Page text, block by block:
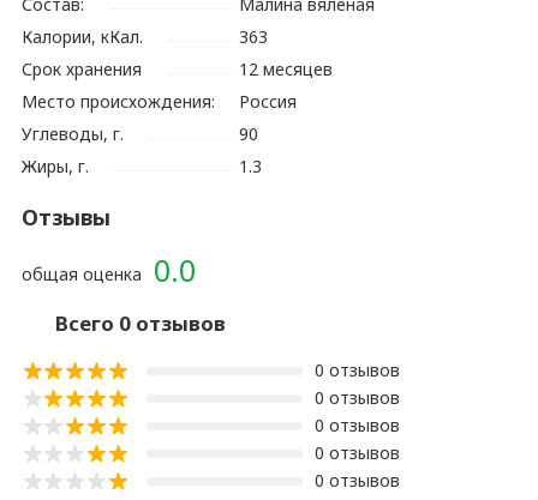
Калории, кКал.
363
Срок хранения
12 месяцев
Место происхождения:
Россия
Углеводы, г.
90
Жиры, г.
1.3
Отзывы
0.0
общая оценка
Всего 0 отзывов
0 отзывов
0 отзывов
0 отзывов
0 отзывов
0 отзывов